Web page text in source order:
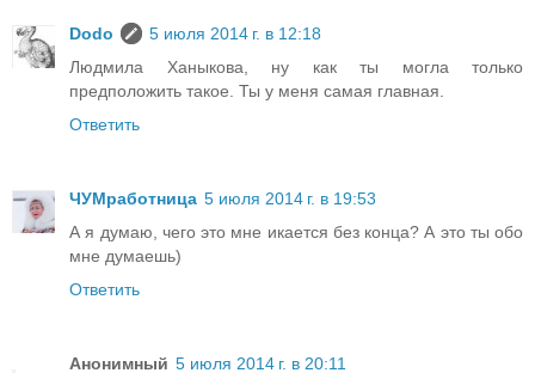
Dodo
5 июля 2014 г. в 12:18
Людмила Ханыкова, ну как ты могла только
предположить такое. Ты у меня самая главная.
Ответить
ЧУМработница 5 июля 2014 г. в 19:53
А я думаю, чего это мне икается без конца? А это ты обо
мне думаешь)
Ответить
Анонимный 5 июля 2014 г. в 20:11